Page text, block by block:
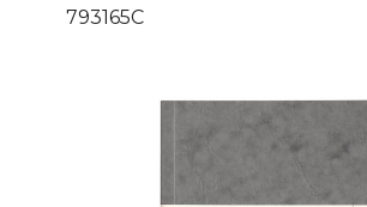
793165C